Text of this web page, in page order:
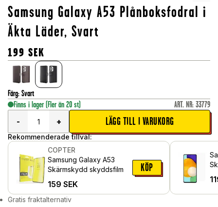
Samsung Galaxy A53 Plånboksfodral i
Äkta Läder, Svart
199 SEK
Färg: Svart
Finns i lager (Fler än 20 st) ART. NR: 33779
-
+ LÄGG TILL I VARUKORG
Rekommenderade tillval:
COPTER
Samsung Galaxy A53
Skärmskydd skyddsfilm
159 SEK
KÖP
Gratis fraktalternativ